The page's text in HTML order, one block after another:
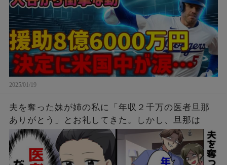
2025/01/19
夫を奪った妹が姉の私に「年収２千万の医者旦那
ありがとう」とお礼してきた。しかし、旦那は